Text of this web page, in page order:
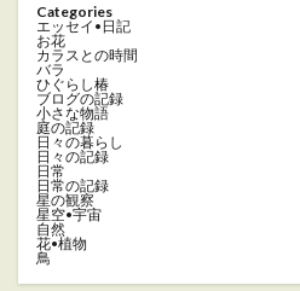
Categories
エッセイ•日記
お花
カラスとの時間
バラ
ひぐらし椿
ブログの記録
小さな物語
庭の記録
日々の暮らし
日々の記録
日常
日常の記録
星の観察
星空•宇宙
自然
花•植物
鳥